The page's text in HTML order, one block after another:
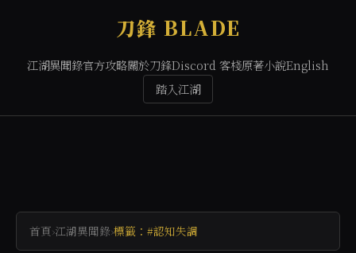
刀鋒 BLADE
江湖異聞錄官方攻略關於刀鋒Discord 客棧原著小說English
踏入江湖
首頁›江湖異聞錄›標籤：#認知失調